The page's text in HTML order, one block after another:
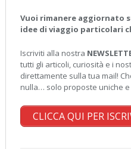
Vuoi rimanere aggiornato
idee di viaggio particolari
Iscriviti alla nostra
tutti gli articoli, curiosità e i
direttamente sulla tua mail!
nulla… solo proposte uniche
CLICCA QUI PER